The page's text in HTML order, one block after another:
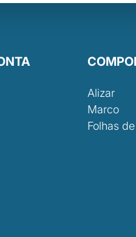
Alizar
Marco
Folhas